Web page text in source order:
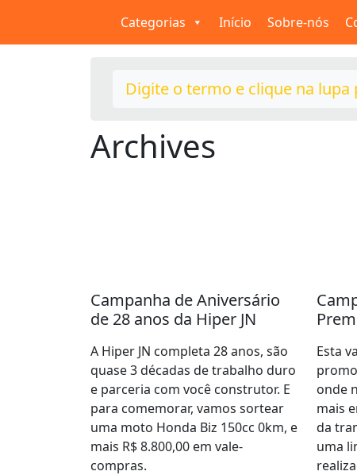
Categorias Início Sobre-nós
Archives
Campanha de Aniversário
de 28 anos da Hiper JN
A Hiper JN completa 28 anos, são
quase 3 décadas de trabalho duro
e parceria com você construtor. E
para comemorar, vamos sortear
uma moto Honda Biz 150cc 0km, e
mais R$ 8.800,00 em vale-
compras.
Esta
onde
mais
da
uma